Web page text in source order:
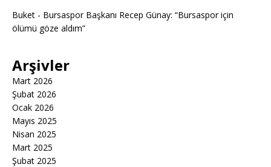
Buket - Bursaspor Başkanı Recep Günay: “Bursaspor için
ölümü göze aldım”
Arşivler
Mart 2026
Şubat 2026
Ocak 2026
Mayıs 2025
Nisan 2025
Mart 2025
Şubat 2025